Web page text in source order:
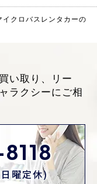
イクロバスレンタカーの
い取り、リー
ラクシーにご相
曜定休)